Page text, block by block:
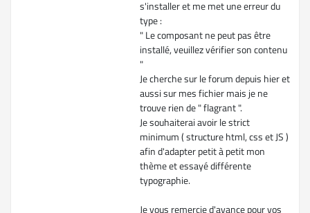
s'installer et me met une erreur du
type :
" Le composant ne peut pas être
installé, veuillez vérifier son contenu
"
Je cherche sur le forum depuis hier et
aussi sur mes fichier mais je ne
trouve rien de " flagrant ".
Je souhaiterai avoir le strict
minimum ( structure html, css et JS )
afin d'adapter petit à petit mon
thème et essayé différente
typographie.
Je vous remercie d'avance pour vos